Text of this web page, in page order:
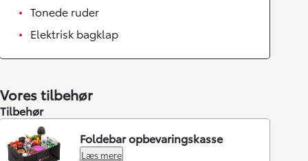
Tonede ruder
Elektrisk bagklap
Vores tilbehør
Tilbehør
Foldebar opbevaringskasse
Læs mere